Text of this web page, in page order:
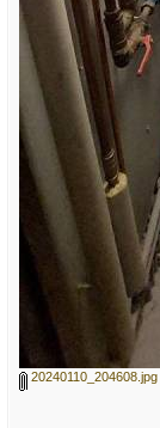
20240110_204608.jpg